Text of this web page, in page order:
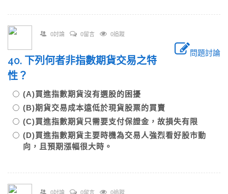
0討論 0留言 0追蹤
問題討論
40. 下列何者非指數期貨交易之特
性？
(A)買進指數期貨沒有選股的困擾
(B)期貨交易成本遠低於現貨股票的買賣
(C)買進指數期貨只需要支付保證金，故損失有限
(D)買進指數期貨主要時機為交易人強烈看好股市動
向，且預期漲幅很大時。
0討論 0留言 0追蹤